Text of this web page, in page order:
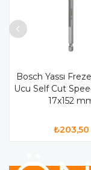
Bosch Yassı
Ucu Self Cut
17x152
₺203,50